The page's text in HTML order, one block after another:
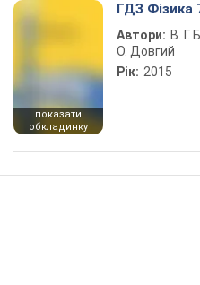
показати
обкладинку
ГДЗ Фізика
Автори: В. Г.
О. Довгий
Рік: 2015